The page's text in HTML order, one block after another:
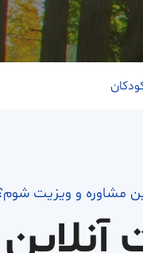
مشاوره و ویزیت